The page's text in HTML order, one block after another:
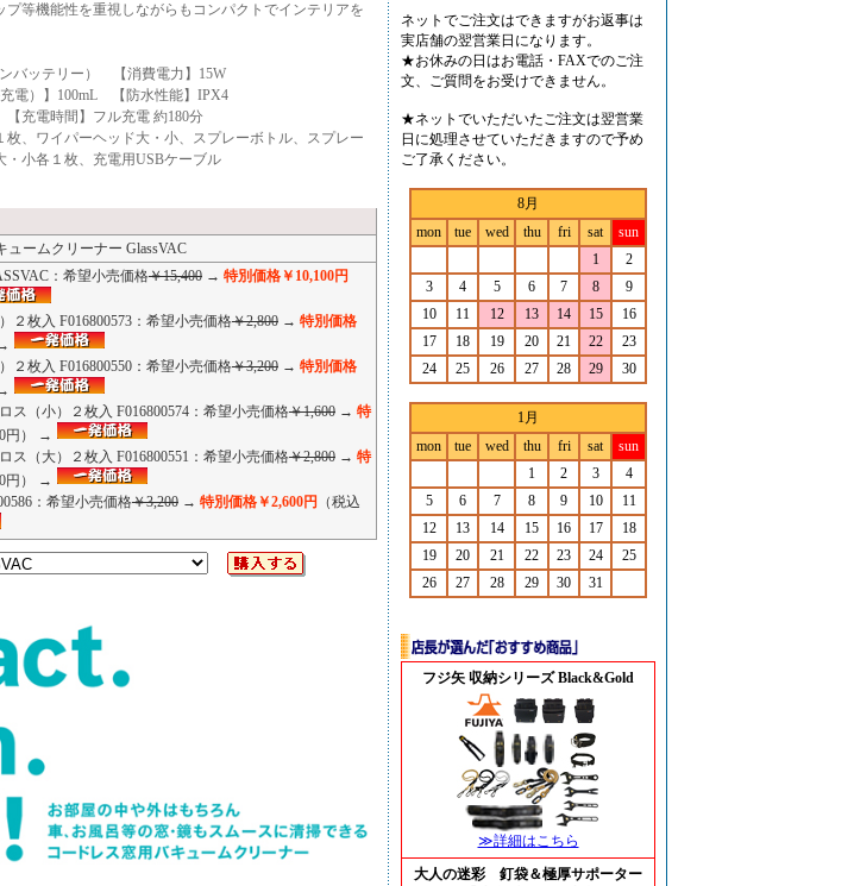
等機能性を重視しながらもコンパクトでインテリアを
ンバッテリー） 【消費電力】15W
電）】100mL 【防水性能】IPX4
【充電時間】フル充電 約180分
枚、ワイパーヘッド大・小、スプレーボトル、スプレー
小各１枚、充電用USBケーブル
ュームクリーナー GlassVAC
：希望小売価格￥15,400 → 特別価格￥10,100円
２枚入 F016800573：希望小売価格￥2,800 → 特別価格
２枚入 F016800550：希望小売価格￥3,200 → 特別価格
ス（小）２枚入 F016800574：希望小売価格￥1,600 → 特
円） →
ス（大）２枚入 F016800551：希望小売価格￥2,800 → 特
円） →
：希望小売価格￥3,200 → 特別価格￥2,600円
（税込
ネットでご注文はできますがお返事は
実店舗の翌営業日になります。
★お休みの日はお電話・FAXでのご注
文、ご質問をお受けできません。
★ネットでいただいたご注文は翌営業
日に処理させていただきますので予め
ご了承ください。
8月
mon
tue wed thu fri sat
sun
1
2
3
4 5 6 7 8
9
10
11 12 13 14 15
16
17
18 19 20 21 22
23
24
25 26 27 28 29 30
1月
mon
tue wed thu fri sat
sun
1
2 3
4
5
6 7 8 9 10
11
12
13 14 15 16 17
18
19
20 21 22 23 24
25
26
27 28 29 30 31
フジ矢 収納シリーズ Black&Gold
≫詳細はこちら
大人の迷彩 釘袋＆極厚サポーター